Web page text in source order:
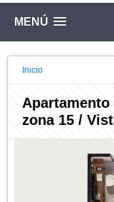
MENÚ
Inicio
Apartamento
zona 15 /